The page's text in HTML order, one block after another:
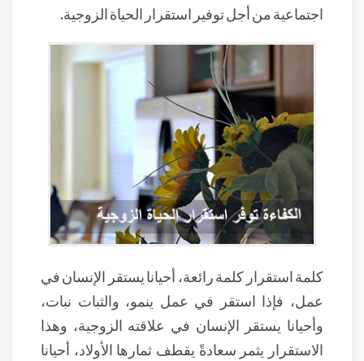
اجتماعية من أجل توفير استقرار الحياة الزوجية.
كلمة استقرار كلمة رائعة، أحيانا يستقر الإنسان في
عمل، فإذا استقر في عمل ينمو، والثبات نبات،
وأحيانا يستقر الإنسان في علاقته الزوجية، وهذا
الاستقرار يثمر سعادةً يقطف ثمارها الأولاد، أحيانا